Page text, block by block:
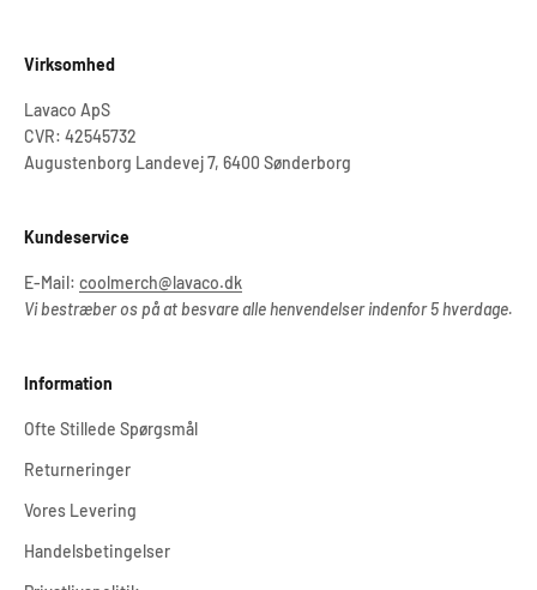
Virksomhed
Lavaco ApS
CVR: 42545732
Augustenborg Landevej 7, 6400 Sønderborg
Kundeservice
E-Mail: coolmerch@lavaco.dk
Vi bestræber os på at besvare alle henvendelser indenfor 5 hverdage.
Information
Ofte Stillede Spørgsmål
Returneringer
Vores Levering
Handelsbetingelser